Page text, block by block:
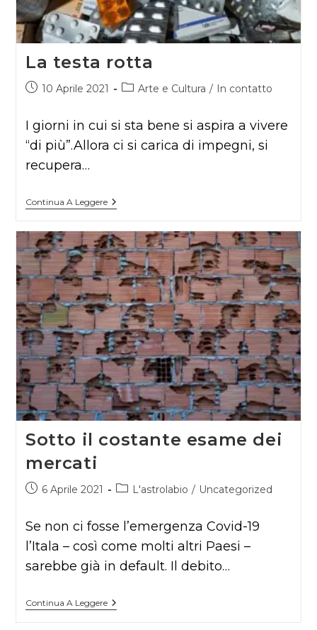
La testa rotta
Articolo
10 Aprile 2021
Categoria
Arte e Cultura / In contatto
I giorni in cui si sta bene si aspira a vivere
“di più”.Allora ci si carica di impegni, si
recupera…
Continua A LeggereLa
Testa
Sotto il costante esame dei
mercati
Articolo6 Aprile 2021
Categoria
L'astrolabio / Uncategorized
Se non ci fosse l’emergenza Covid-19
l’Itala – così come molti altri Paesi –
sarebbe già in default. Il debito…
Continua A LeggereSotto